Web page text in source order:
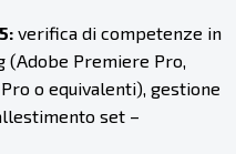
verifica di competenze in
(Adobe Premiere Pro,
o equivalenti), gestione
set –